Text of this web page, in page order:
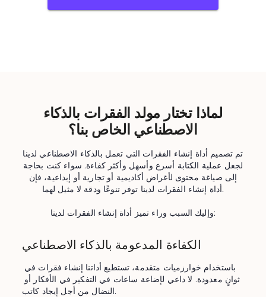
لماذا تختار مولد الفقرات بالذكاء
الاصطناعي الخاص بنا؟
تم تصميم أداة إنشاء الفقرات التي تعمل بالذكاء الاصطناعي لدينا
لجعل عملية الكتابة أسرع وأسهل وأكثر كفاءة. سواء كنت بحاجة
إلى صياغة محتوى لأغراض أكاديمية أو تجارية أو إبداعية، فإن
أداة إنشاء الفقرات لدينا توفر تنوعًا ودقة لا مثيل لهما.
وإليك السبب وراء تميز أداة إنشاء الفقرات لدينا:
الكفاءة المدعومة بالذكاء الاصطناعي
النضال من أجل إيجاد كاتب.